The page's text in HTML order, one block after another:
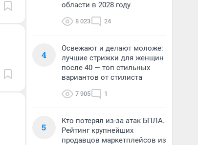
области в 2028 году
8 023 24
4
Освежают и делают моложе:
лучшие стрижки для женщин
после 40 — топ стильных
вариантов от стилиста
7 905 1
5
Кто потерял из-за атак БПЛА.
Рейтинг крупнейших
продавцов маркетплейсов из